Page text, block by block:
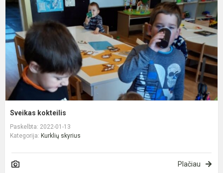
Sveikas kokteilis
Paskelbta: 2022-01-13
Kategorija: Kurklių skyrius
Plačiau